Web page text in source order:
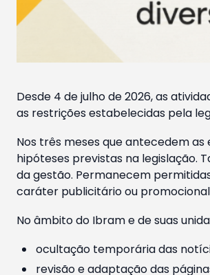
Desde 4 de julho de 2026, as
as restrições estabelecidas pela
Nos três meses que antecedem
hipóteses previstas na legislação.
da gestão. Permanecem
caráter publicitário ou
No âmbito do Ibram e de suas
ocultação temporária das
revisão e adaptação das